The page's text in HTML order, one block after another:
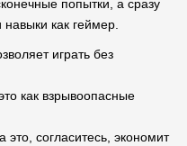
попытки, а сразу
как геймер.
играть без
как взрывоопасные
это, согласитесь, экономит